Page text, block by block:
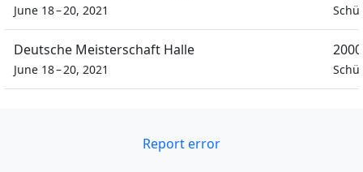
June 18 – 20, 2021
Deutsche Meisterschaft Halle
June 18 – 20, 2021
Report error